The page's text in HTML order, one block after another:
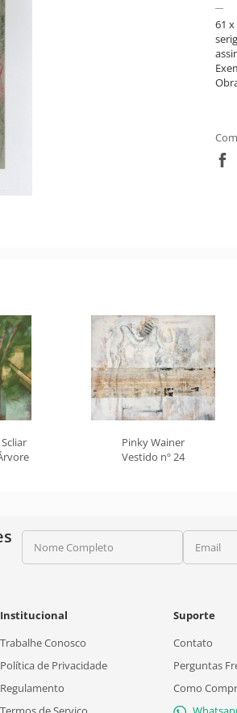
61 x
Pinky Wainer
Vestido nº 24
Nome Completo Email
Institucional
Trabalhe Conosco
Política de Privacidade
Regulamento
Suporte
Contato
Perguntas
Como